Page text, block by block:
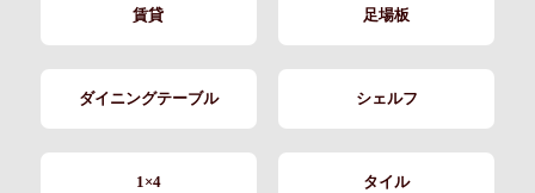
賃貸 足場板
ダイニングテーブル シェルフ
1×4 タイル